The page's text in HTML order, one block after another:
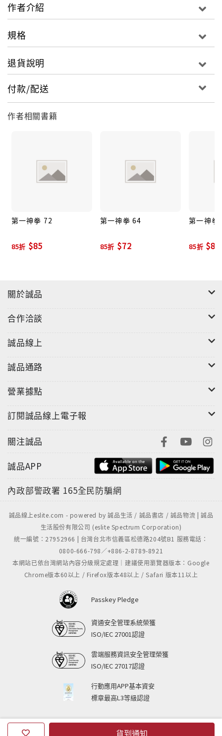
貨到通知
作者介紹
規格
退貨說明
付款/配送
作者相關書籍
第一神拳 72
85折 $85
第一神拳 64
85折 $72
第一神拳
85折 $85
關於誠品
合作洽談
誠品線上
誠品通路
營業據點
訂閱誠品線上電子報
關注誠品
誠品APP
內政部警政署 165全民防騙網
誠品線上eslite.com - powered by 誠品生活 / 誠品書店 / 誠品物流 | 誠品
生活股份有限公司 (eslite Spectrum Corporation)
統一編號：27952966 | 台灣台北市信義區松德路204號B1 服務電話：
0800-666-798／+886-2-8789-8921
本網站已依台灣網站內容分級規定處理｜建議使用瀏覽器版本：Google
Chrome版本60以上 / Firefox版本48以上 / Safari 版本11以上
Passkey Pledge
資通安全管理系統榮獲
ISO/IEC 27001認證
雲端服務資訊安全管理榮獲
ISO/IEC 27017認證
行動應用APP基本資安
標章最高L3等級認證